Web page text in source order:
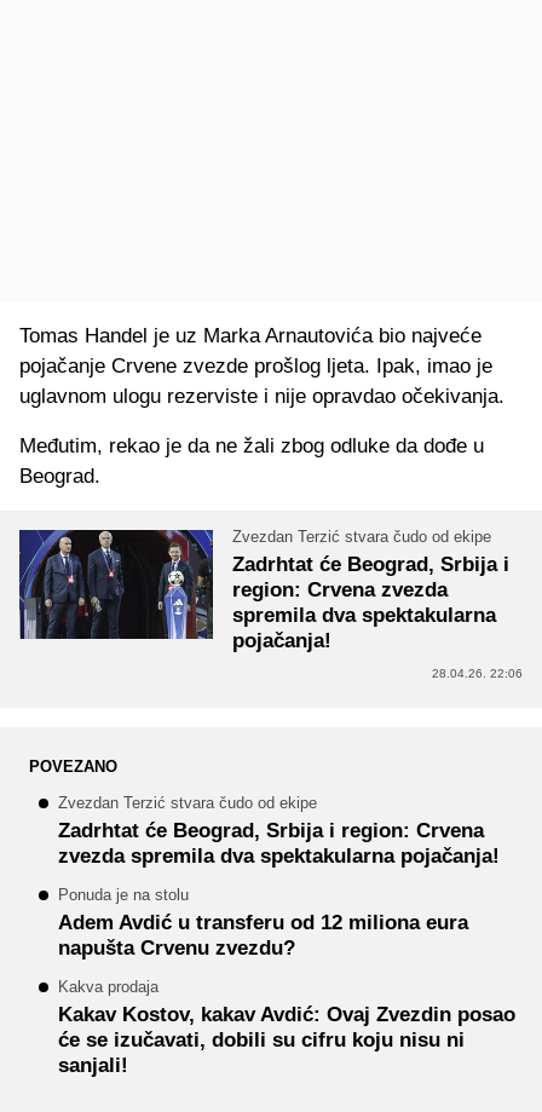
Tomas Handel je uz Marka Arnautovića bio najveće
pojačanje Crvene zvezde prošlog ljeta. Ipak, imao je
uglavnom ulogu rezerviste i nije opravdao očekivanja.
Međutim, rekao je da ne žali zbog odluke da dođe u
Beograd.
Zvezdan Terzić stvara čudo od ekipe
Zadrhtat će Beograd, Srbija i
region: Crvena zvezda
spremila dva spektakularna
pojačanja!
28.04.26. 22:06
POVEZANO
Zvezdan Terzić stvara čudo od ekipe
Zadrhtat će Beograd, Srbija i region: Crvena
zvezda spremila dva spektakularna pojačanja!
Ponuda je na stolu
Adem Avdić u transferu od 12 miliona eura
napušta Crvenu zvezdu?
Kakva prodaja
Kakav Kostov, kakav Avdić: Ovaj Zvezdin posao
će se izučavati, dobili su cifru koju nisu ni
sanjali!